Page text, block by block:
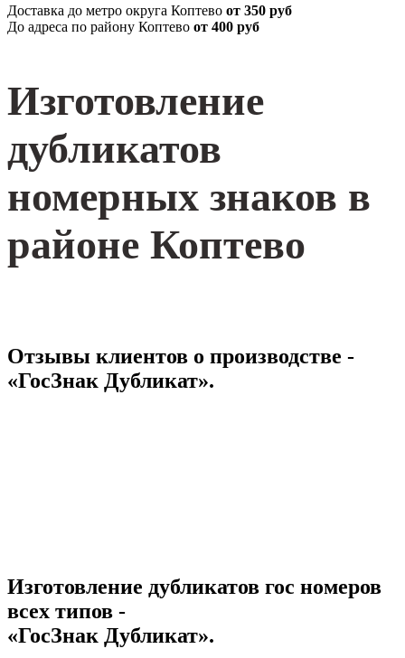
Доставка до метро округа Коптево от 350 руб
До адреса по району Коптево от 400 руб
Изготовление
дубликатов
номерных знаков в
районе Коптево
Отзывы клиентов о производстве -
«ГосЗнак Дубликат».
Изготовление дубликатов гос номеров
всех типов -
«ГосЗнак Дубликат».